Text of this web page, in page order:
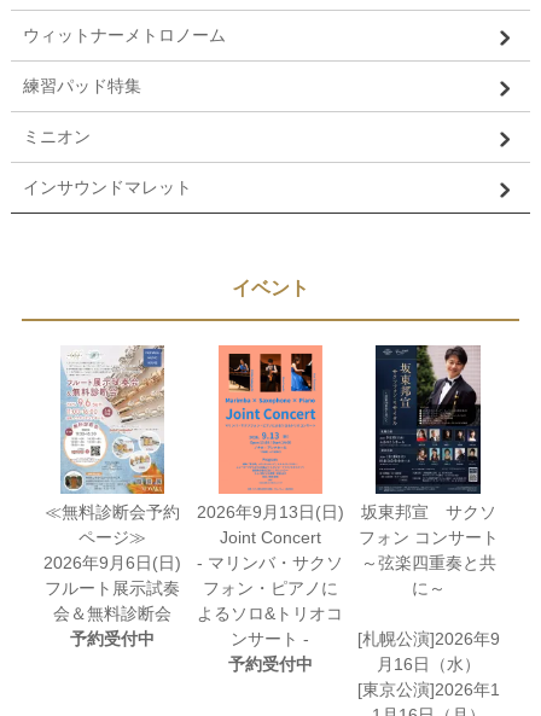
ウィットナーメトロノーム
練習パッド特集
ミニオン
インサウンドマレット
イベント
≪無料診断会予約
ページ≫
2026年9月6日(日)
フルート展示試奏
会＆無料診断会
予約受付中
2026年9月13日(日)
Joint Concert
- マリンバ・サクソ
フォン・ピアノに
よるソロ&トリオコ
ンサート -
予約受付中
坂東邦宣 サクソ
フォン コンサート
～弦楽四重奏と共
に～
[札幌公演]2026年9
月16日（水）
[東京公演]2026年1